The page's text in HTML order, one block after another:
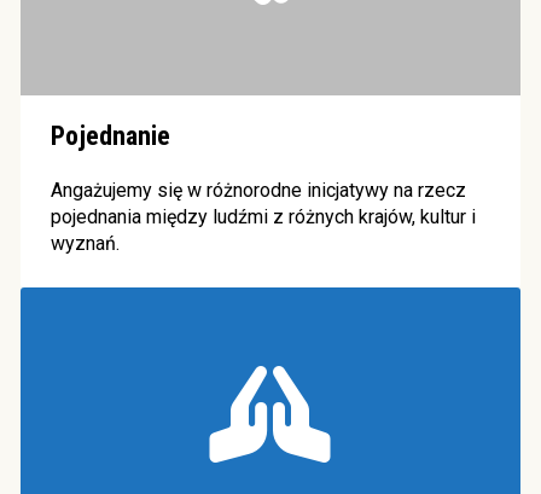
Pojednanie
Angażujemy się w różnorodne inicjatywy na rzecz
pojednania między ludźmi z różnych krajów, kultur i
wyznań.